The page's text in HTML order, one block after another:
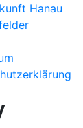
Hanau